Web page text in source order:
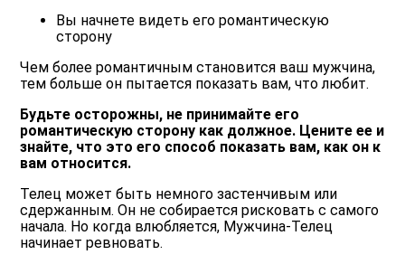
Вы начнете видеть его романтическую
сторону
Чем более романтичным становится ваш мужчина,
тем больше он пытается показать вам, что любит.
Будьте осторожны, не принимайте его
романтическую сторону как должное. Цените ее и
знайте, что это его способ показать вам, как он к
вам относится.
Телец может быть немного застенчивым или
сдержанным. Он не собирается рисковать с самого
начала. Но когда влюбляется, Мужчина-Телец
начинает ревновать.